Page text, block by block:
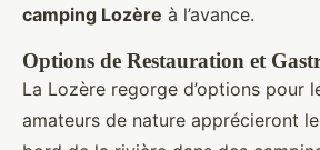
camping Lozère à l’avance.
Options de Restauration et
La Lozère regorge d’options pour
amateurs de nature apprécieront